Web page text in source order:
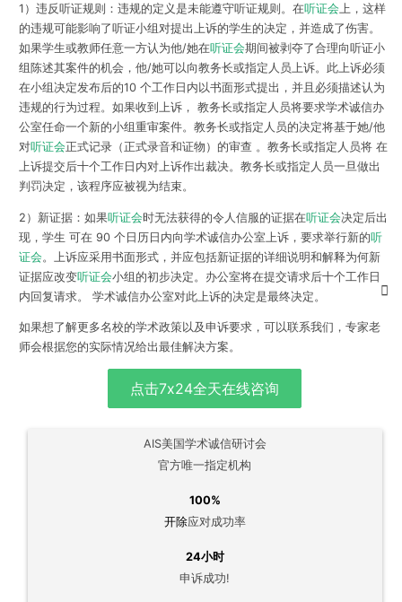
1）违反听证规则：违规的定义是未能遵守听证规则。在听证会 上，这样
的违规可能影响了听证小组对提出上诉的学生的决定，并造成了伤害。
如果学生或教师任意一方认为他/她在听证会期间被剥夺了合理向听证小
组陈述其案件的机会，他/她可以向教务长或指定人员上诉。此上诉必须
在小组决定发布后的10 个工作日内以书面形式提出，并且必须描述认为
违规的行为过程。如果收到上诉， 教务长或指定人员将要求学术诚信办
公室任命一个新的小组重审案件。教务长或指定人员的决定将基于她/他
对听证会正式记录（正式录音和证物）的审查 。教务长或指定人员将 在
上诉提交后十个工作日内对上诉作出裁决。教务长或指定人员一旦做出
判罚决定，该程序应被视为结束。
2）新证据：如果听证会时无法获得的令人信服的证据在听证会决定后出
现，学生 可在 90 个日历日内向学术诚信办公室上诉，要求举行新的听
证会 。上诉应采用书面形式，并应包括新证据的详细说明和解释为何新
证据应改变听证会小组的初步决定。办公室将在提交请求后十个工作日
内回复请求。 学术诚信办公室对此上诉的决定是最终决定。
如果想了解更多名校的学术政策以及申诉要求，可以联系我们，专家老
师会根据您的实际情况给出最佳解决方案。
点击7x24全天在线咨询
AIS美国学术诚信研讨会
官方唯一指定机构
100%
开除应对成功率
24小时
申诉成功!